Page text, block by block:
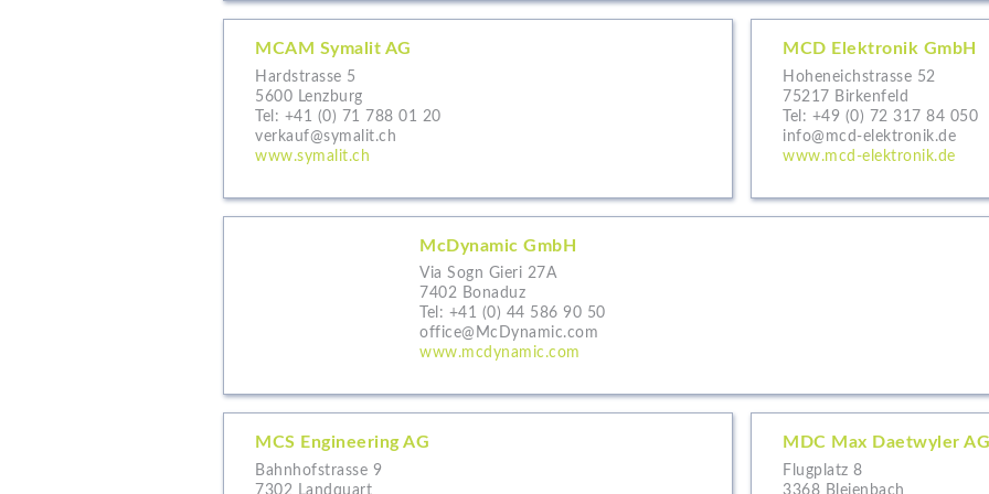
MCAM Symalit AG
Hardstrasse 5
5600 Lenzburg
Tel: +41 (0) 71 788 01 20
verkauf@symalit.ch
www.symalit.ch
MCD Elektronik GmbH
Hoheneichstrasse 52
75217 Birkenfeld
Tel: +49 (0) 72 317 84 050
info@mcd-elektronik.de
www.mcd-elektronik.de
McDynamic GmbH
Via Sogn Gieri 27A
7402 Bonaduz
Tel: +41 (0) 44 586 90 50
office@McDynamic.com
www.mcdynamic.com
MCS Engineering AG
Bahnhofstrasse 9
7302 Landquart
MDC Max Daetwyler AG
Flugplatz 8
3368 Bleienbach